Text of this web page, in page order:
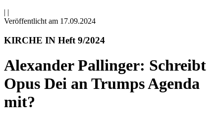
| |
Veröffentlicht am 17­.09.2024
KIRCHE IN Heft 9/2024
Alexander Pallinger: Schreibt
Opus Dei an Trumps Agenda
mit?